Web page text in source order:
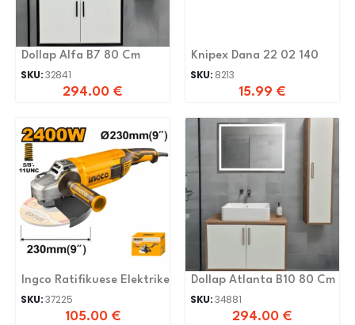
Dollap Alfa B7 80 Cm
SKU:32841
294.00 €
Knipex Dana 22 02 140
SKU: 8213
15.99 €
Ingco Ratifikuese Elektrike
SKU:37225
105.00 €
Dollap Atlanta B10 80 Cm
SKU:34881
294.00 €